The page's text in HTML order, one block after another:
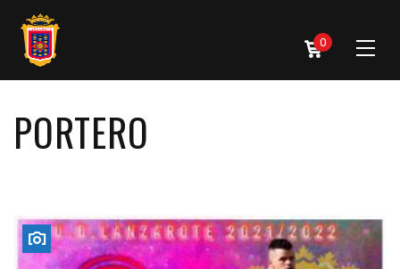
0
PORTERO